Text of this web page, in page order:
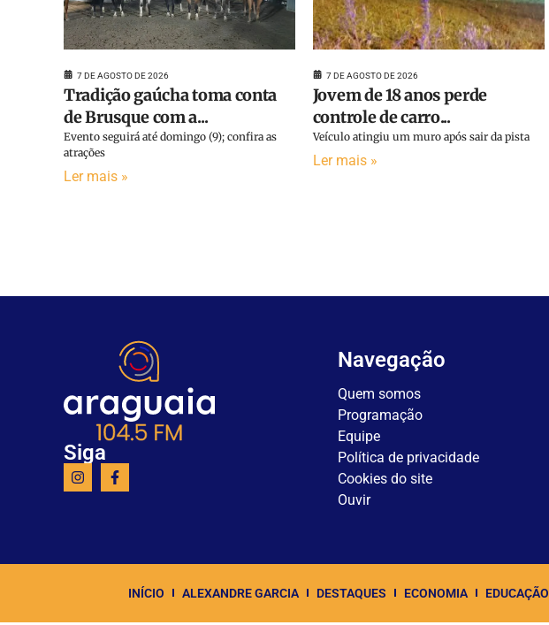
7 DE AGOSTO DE 2026
Tradição gaúcha toma conta
de Brusque com a...
Evento seguirá até domingo (9); confira as
atrações
Ler mais »
7 DE AGOSTO DE 2026
Jovem de 18 anos perde
controle de carro...
Veículo atingiu um muro após sair da pista
Ler mais »
Siga
Navegação
Quem somos
Programação
Equipe
Política de privacidade
Cookies do site
Ouvir
INÍCIO ALEXANDRE GARCIA DESTAQUES ECONOMIA EDUCAÇÃO